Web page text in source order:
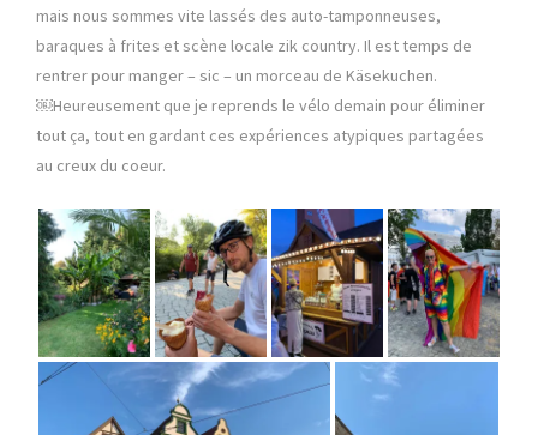
mais nous sommes vite lassés des auto-tamponneuses,
baraques à frites et scène locale zik country. Il est temps de
rentrer pour manger – sic – un morceau de Käsekuchen.
￼Heureusement que je reprends le vélo demain pour éliminer
tout ça, tout en gardant ces expériences atypiques partagées
au creux du coeur.